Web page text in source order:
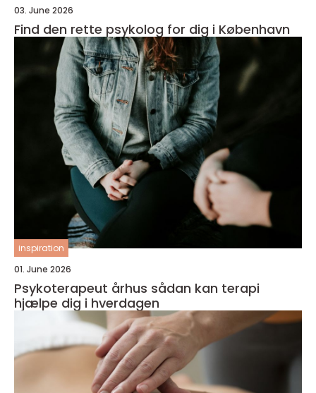
03. June 2026
Find den rette psykolog for dig i København
inspiration
01. June 2026
Psykoterapeut århus sådan kan terapi
hjælpe dig i hverdagen